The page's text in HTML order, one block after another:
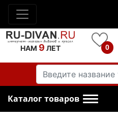
НАМ 9 ЛЕТ 0
Каталог товаров